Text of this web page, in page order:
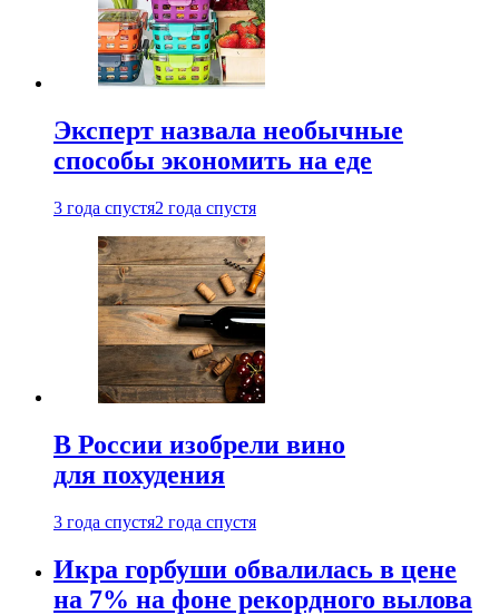
Эксперт назвала необычные
способы экономить на еде
3 года спустя2 года спустя
В России изобрели вино
для похудения
3 года спустя2 года спустя
Икра горбуши обвалилась в цене
на 7% на фоне рекордного вылова